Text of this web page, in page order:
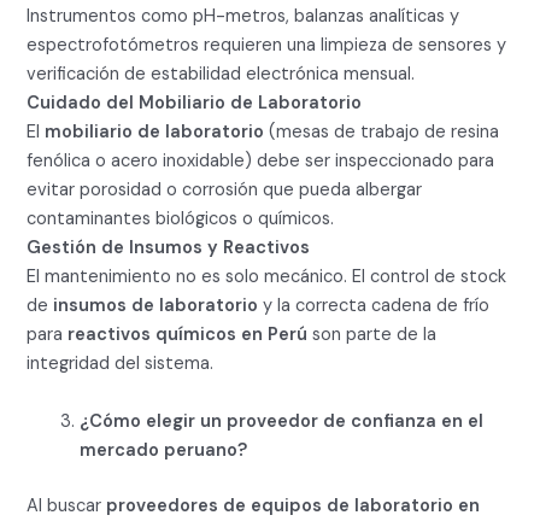
Instrumentos como pH-metros, balanzas analíticas y
espectrofotómetros requieren una limpieza de sensores y
verificación de estabilidad electrónica mensual.
Cuidado del Mobiliario de Laboratorio
El mobiliario de laboratorio (mesas de trabajo de resina
fenólica o acero inoxidable) debe ser inspeccionado para
evitar porosidad o corrosión que pueda albergar
contaminantes biológicos o químicos.
Gestión de Insumos y Reactivos
El mantenimiento no es solo mecánico. El control de stock
de insumos de laboratorio y la correcta cadena de frío
para reactivos químicos en Perú son parte de la
integridad del sistema.
¿Cómo elegir un proveedor de confianza en el
mercado peruano?
Al buscar proveedores de equipos de laboratorio en